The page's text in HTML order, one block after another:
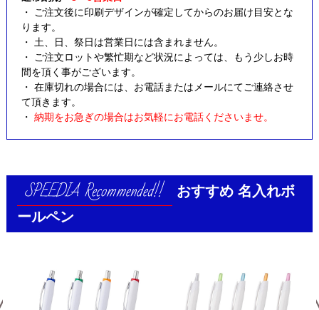
・ ご注文後に印刷デザインが確定してからのお届け目安とな
ります。
・ 土、日、祭日は営業日には含まれません。
・ ご注文ロットや繁忙期など状況によっては、もう少しお時
間を頂く事がございます。
・ 在庫切れの場合には、お電話またはメールにてご連絡させ
て頂きます。
・ 納期をお急ぎの場合はお気軽にお電話くださいませ。
おすすめ 名入れボ
ールペン